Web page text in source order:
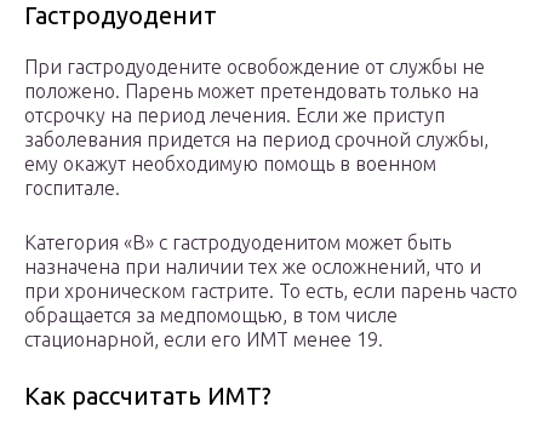
Гастродуоденит
При гастродуодените освобождение от службы не
положено. Парень может претендовать только на
отсрочку на период лечения. Если же приступ
заболевания придется на период срочной службы,
ему окажут необходимую помощь в военном
госпитале.
Категория «В» с гастродуоденитом может быть
назначена при наличии тех же осложнений, что и
при хроническом гастрите. То есть, если парень часто
обращается за медпомощью, в том числе
стационарной, если его ИМТ менее 19.
Как рассчитать ИМТ?